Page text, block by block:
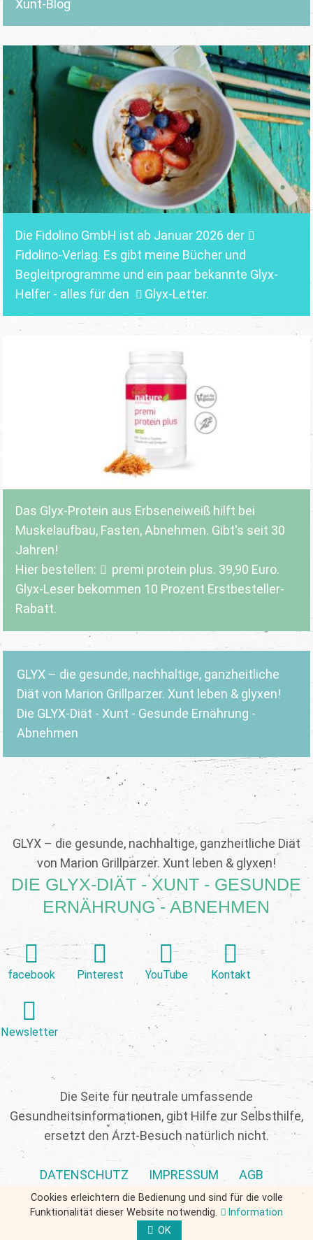
Xunt-Blog
Die Fidolino GmbH ist ab Januar 2026 der
Fidolino-Verlag. Es gibt meine Bücher und
Begleitprogramme und ein paar bekannte Glyx-
Helfer - alles für den
Glyx-Letter.
Das Glyx-Protein aus Erbseneiweiß hilft bei
Muskelaufbau, Fasten, Abnehmen. Gibt's seit 30
Jahren!
Hier bestellen:
premi protein plus. 39,90 Euro.
Glyx-Leser bekommen 10 Prozent Erstbesteller-
Rabatt.
GLYX – die gesunde, nachhaltige, ganzheitliche
Diät von Marion Grillparzer. Xunt leben & glyxen!
Die GLYX-Diät - Xunt - Gesunde Ernährung -
Abnehmen
GLYX – die gesunde, nachhaltige, ganzheitliche Diät
von Marion Grillparzer. Xunt leben & glyxen!
DIE GLYX-DIÄT - XUNT - GESUNDE
ERNÄHRUNG - ABNEHMEN
facebook Pinterest YouTube Kontakt
Newsletter
Die Seite für neutrale umfassende
Gesundheitsinformationen, gibt Hilfe zur Selbsthilfe,
ersetzt den Arzt-Besuch natürlich nicht.
DATENSCHUTZ IMPRESSUM AGB
Cookies erleichtern die Bedienung und sind für die volle
Funktionalität dieser Website notwendig.
Information
OK